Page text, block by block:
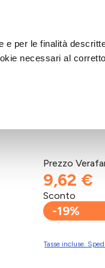
e per le finalità
necessari al corretto
Prezzo
9,62 €
Sconto
-19%
Tasse incluse.